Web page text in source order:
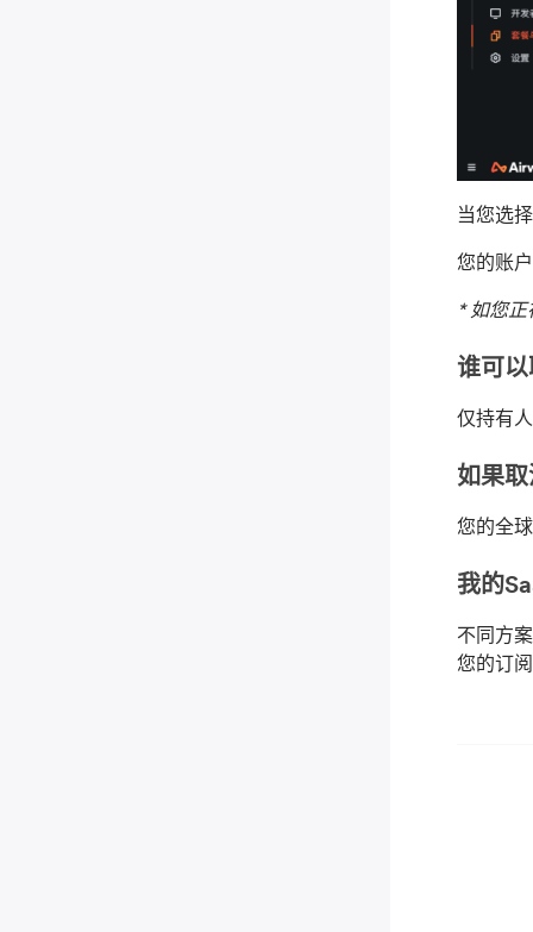
当您选
您的账
*如您
谁可
仅持有
如果
您的全
我的
不同方
您的订